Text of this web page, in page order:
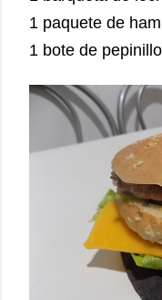
1 paquete de
1 bote de